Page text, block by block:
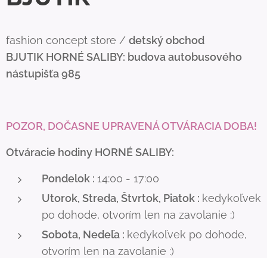
fashion concept store / detský obchod
BJUTIK HORNÉ SALIBY: budova autobusového
nástupišťa 985
POZOR, DOČASNE UPRAVENÁ OTVÁRACIA DOBA!
Otváracie hodiny HORNÉ SALIBY:
Pondelok : 14:00 - 17:00
Utorok, Streda, Štvrtok, Piatok : kedykoľvek
po dohode, otvorím len na zavolanie :)
Sobota, Nedeľa : kedykoľvek po dohode,
otvorím len na zavolanie :)